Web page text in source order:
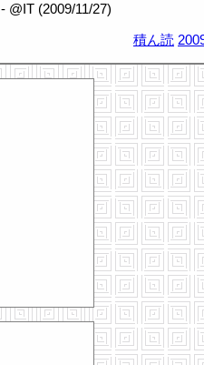
- @IT (2009/11/27)
積ん読